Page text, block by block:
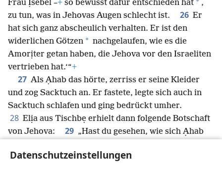
Datenschutzeinstellungen
Frau Ịsebel –+ so bewusst dafür entschieden hat * ,
zu tun, was in Jehovas Augen schlecht ist.
26 Er
hat sich ganz abscheulich verhalten. Er ist den
widerlichen Götzen * nachgelaufen, wie es die
Amorịter getan haben, die Jehova vor den Israeliten
vertrieben hat.‘“+
27 Als Ạhab das hörte, zerriss er seine Kleider
und zog Sacktuch an. Er fastete, legte sich auch in
Sacktuch schlafen und ging bedrückt umher.
28 Elịa aus Tischbẹ erhielt dann folgende Botschaft
von Jehova:
29 „Hast du gesehen, wie sich Ạhab
werde ich das Unglück nicht über sein Haus bringen,